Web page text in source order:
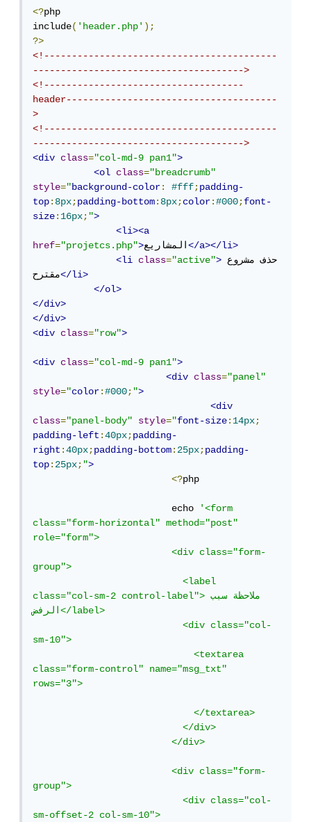
<?php
include('header.php');
?>
<!------------------------------------------
-------------------------------------->
<!------------------------------------
header--------------------------------------
>
<!------------------------------------------
-------------------------------------->
<div
class="col-md-9 pan1">
<ol
class="breadcrumb"
style="background-color: #fff;padding-
top:8px;padding-bottom:8px;color:#000;font-
size:16px;">
<li><a
href="projetcs.php">المشاريع</a></li>
<li
class="active"> حذف مشروع
مقترح</li>
</ol>
</div>
</div>
<div
class="row">
<div class="col-md-9 pan1">
<div
class="panel"
style="color:#000;">
<div
class="panel-body" style="font-size:14px;
padding-left:40px;padding-
right:40px;padding-bottom:25px;padding-
top:25px;">
<?php
                         echo
'<form
class="form-horizontal" method="post"
role="form">
                         <div class="form-
group">
                           <label
class="col-sm-2 control-label">ملاحظة سبب
الرفض</label>
                           <div class="col-
sm-10">
                             <textarea
class="form-control" name="msg_txt"
rows="3">
                             </textarea>
                           </div>
                         </div>
                         <div class="form-
group">
                           <div class="col-
sm-offset-2 col-sm-10">